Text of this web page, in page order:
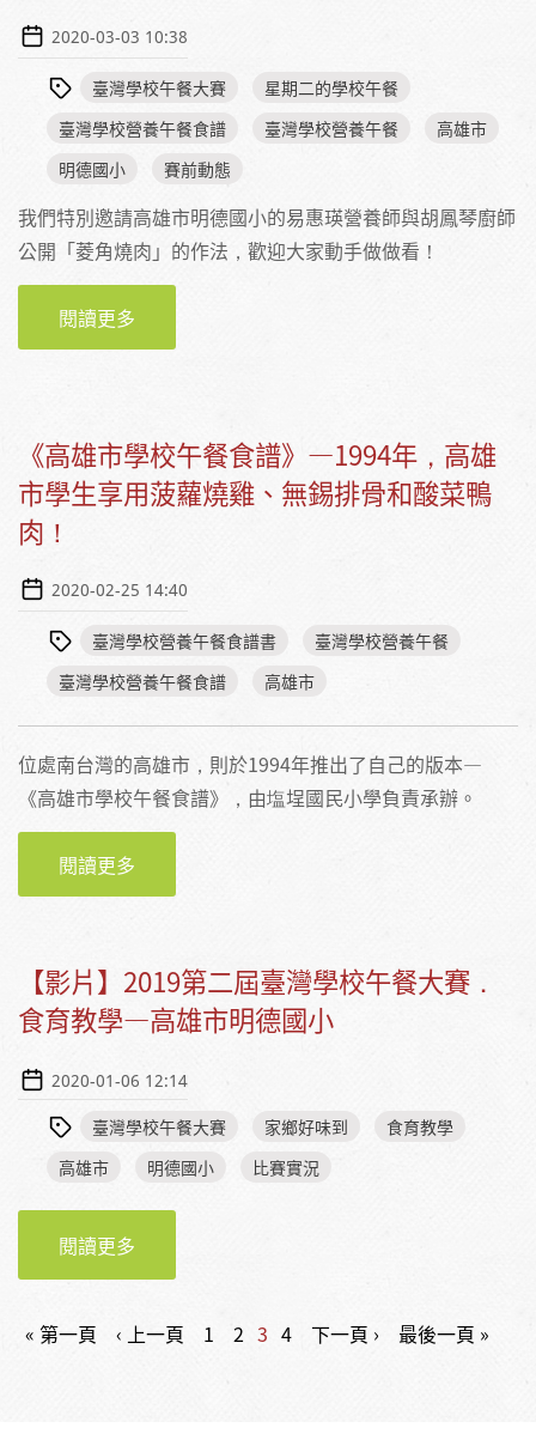
2020-03-03 10:38
臺灣學校午餐大賽
星期二的學校午餐
臺灣學校營養午餐食譜
臺灣學校營養午餐
高雄市
明德國小
賽前動態
我們特別邀請高雄市明德國小的易惠瑛營養師與胡鳳琴廚師
公開「菱角燒肉」的作法，歡迎大家動手做做看！
閱讀更多
民小學
《高雄市學校午餐食譜》—1994年，高雄
市學生享用菠蘿燒雞、無錫排骨和酸菜鴨
肉！
2020-02-25 14:40
臺灣學校營養午餐食譜書
臺灣學校營養午餐
臺灣學校營養午餐食譜
高雄市
位處南台灣的高雄市，則於1994年推出了自己的版本—
《高雄市學校午餐食譜》，由塩埕國民小學負責承辦。
閱讀更多
市學生享用菠蘿燒雞、無錫排骨和酸菜鴨肉！
【影片】2019第二屆臺灣學校午餐大賽．
食育教學—高雄市明德國小
2020-01-06 12:14
臺灣學校午餐大賽 家鄉好味到
食育教學
高雄市
明德國小 比賽實況
閱讀更多
教學—高雄市明德國小
頁面
« 第一頁 ‹ 上一頁 1 2 3 4 下一頁 › 最後一頁 »